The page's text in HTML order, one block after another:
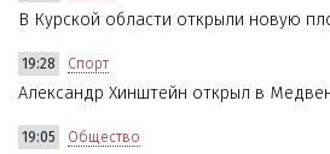
В Курской области открыли новую
19:28 Спорт
Александр Хинштейн открыл в
19:05 Общество